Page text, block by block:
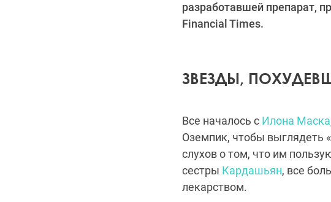
разработавшей препарат,
Financial Times.
ЗВЕЗДЫ,
Все началось с Илона Маска
Оземпик, чтобы выглядеть
слухов о том, что им
сестры Кардашьян, все
лекарством.